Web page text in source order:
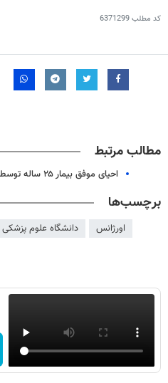
کد مطلب6371299
مطالب مرتبط
احیای موفق بیمار ۲۵ ساله توسط کارشناسان اورژانس شهری ۲ میناب
برچسب‌ها
اورژانس دانشگاه علوم